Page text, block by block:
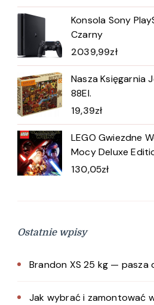
Konsola Sony
Czarny
2039,99zł
Nasza Księgarnia
88El.
19,39zł
LEGO Gwiezdne
Mocy Deluxe
130,05zł
Ostatnie wpisy
Brandon XS 25 kg — pasza
Jak wybrać i zamontować